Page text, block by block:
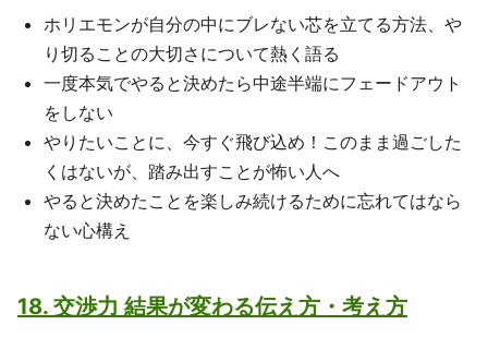
ホリエモンが自分の中にブレない芯を立てる方法、や
り切ることの大切さについて熱く語る
一度本気でやると決めたら中途半端にフェードアウト
をしない
やりたいことに、今すぐ飛び込め！このまま過ごした
くはないが、踏み出すことが怖い人へ
やると決めたことを楽しみ続けるために忘れてはなら
ない心構え
18. 交渉力 結果が変わる伝え方・考え方